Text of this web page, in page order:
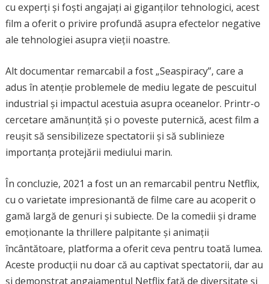
cu experți și foști angajați ai giganților tehnologici, acest
film a oferit o privire profundă asupra efectelor negative
ale tehnologiei asupra vieții noastre.
Alt documentar remarcabil a fost „Seaspiracy”, care a
adus în atenție problemele de mediu legate de pescuitul
industrial și impactul acestuia asupra oceanelor. Printr-o
cercetare amănunțită și o poveste puternică, acest film a
reușit să sensibilizeze spectatorii și să sublinieze
importanța protejării mediului marin.
În concluzie, 2021 a fost un an remarcabil pentru Netflix,
cu o varietate impresionantă de filme care au acoperit o
gamă largă de genuri și subiecte. De la comedii și drame
emoționante la thrillere palpitante și animații
încântătoare, platforma a oferit ceva pentru toată lumea.
Aceste producții nu doar că au captivat spectatorii, dar au
și demonstrat angajamentul Netflix față de diversitate și